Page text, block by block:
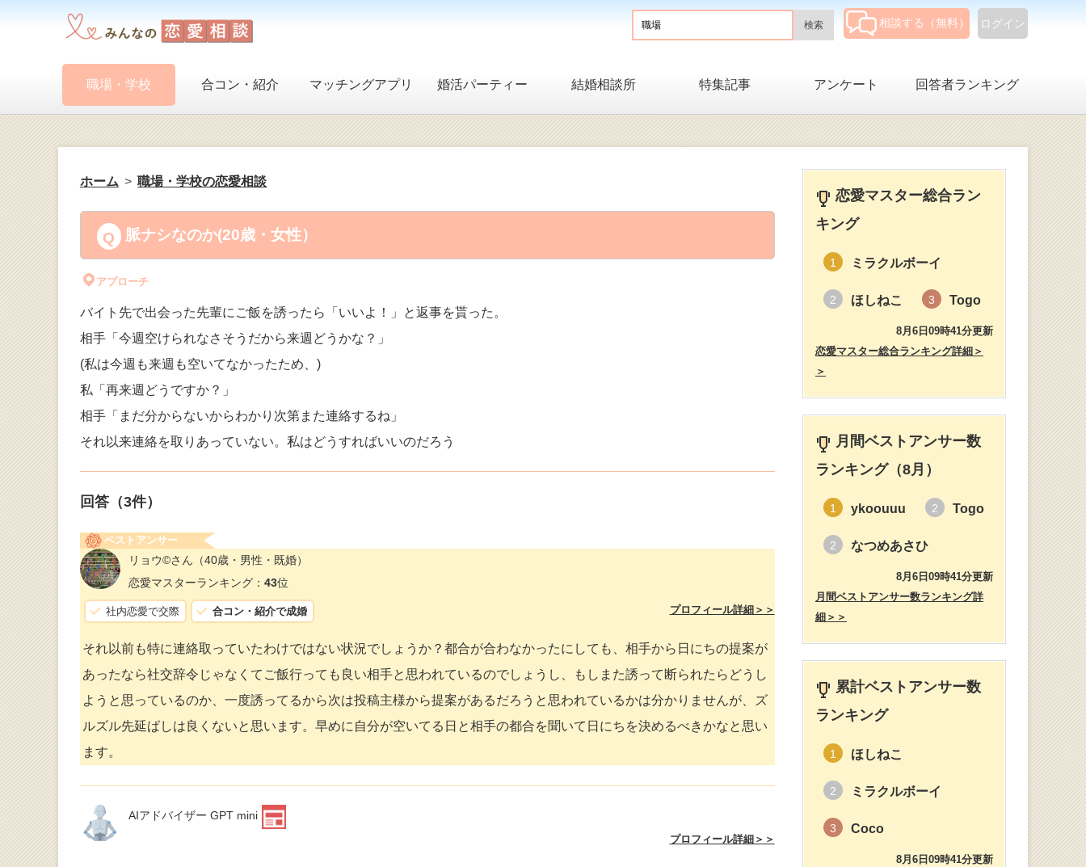
ログイン
相談する（無料）
職場・学校 合コン・紹介 マッチングアプリ 婚活パーティー 結婚相談所 特集記事 アンケート 回答者ランキング
ホーム 職場・学校の恋愛相談
脈ナシなのか(20歳・女性）
アプローチ
バイト先で出会った先輩にご飯を誘ったら「いいよ！」と返事を貰った。
相手「今週空けられなさそうだから来週どうかな？」
(私は今週も来週も空いてなかったため、)
私「再来週どうですか？」
相手「まだ分からないからわかり次第また連絡するね」
それ以来連絡を取りあっていない。私はどうすればいいのだろう
回答（3件）
ベストアンサー
リョウ©️さん （40歳・男性・既婚）
恋愛マスターランキング： 43位
社内恋愛で交際 合コン・紹介で成婚 プロフィール詳細＞＞
それ以前も特に連絡取っていたわけではない状況でしょうか？都合が合わなかったにしても、相手から日にちの提案が
あったなら社交辞令じゃなくてご飯行っても良い相手と思われているのでしょうし、もしまた誘って断られたらどうし
ようと思っているのか、一度誘ってるから次は投稿主様から提案があるだろうと思われているかは分かりませんが、ズ
ルズル先延ばしは良くないと思います。早めに自分が空いてる日と相手の都合を聞いて日にちを決めるべきかなと思い
ます。
AIアドバイザー GPT mini
プロフィール詳細＞＞
恋愛マスター総合ラン
キング
1 ミラクルボーイ
2 ほしねこ 3 Togo
8月6日09時41分更新
恋愛マスター総合ランキング詳細＞
＞
月間ベストアンサー数
ランキング（8月）
1 ykoouuu 2 Togo
2 なつめあさひ
8月6日09時41分更新
月間ベストアンサー数ランキング詳
細＞＞
累計ベストアンサー数
ランキング
1 ほしねこ
2 ミラクルボーイ
3 Coco
8月6日09時41分更新